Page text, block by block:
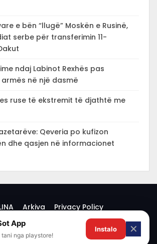
e bën “llugë” Moskën e Rusinë,
serbe për transferimin 11-
ndaj Labinot Rexhës pas
në një dasmë
ruse të ekstremit të djathtë me
Qeveria po kufizon
dhe qasjen në informacionet
Arkiva Privacy Policy
© 2026 -
App
nga playstore!
Instalo ✕